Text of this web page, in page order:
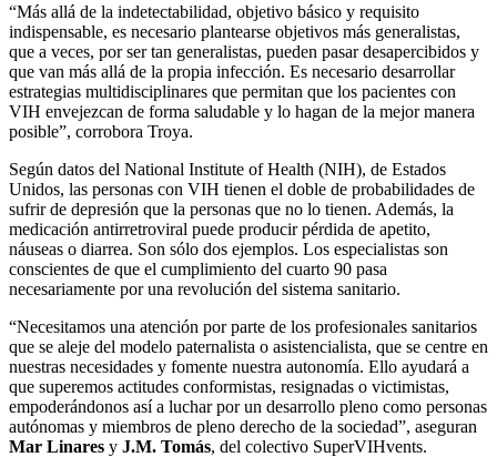
“Más allá de la indetectabilidad, objetivo básico y requisito
indispensable, es necesario plantearse objetivos más generalistas,
que a veces, por ser tan generalistas, pueden pasar desapercibidos y
que van más allá de la propia infección. Es necesario desarrollar
estrategias multidisciplinares que permitan que los pacientes con
VIH envejezcan de forma saludable y lo hagan de la mejor manera
posible”, corrobora Troya.
Según datos del National Institute of Health (NIH), de Estados
Unidos, las personas con VIH tienen el doble de probabilidades de
sufrir de depresión que la personas que no lo tienen. Además, la
medicación antirretroviral puede producir pérdida de apetito,
náuseas o diarrea. Son sólo dos ejemplos. Los especialistas son
conscientes de que el cumplimiento del cuarto 90 pasa
necesariamente por una revolución del sistema sanitario.
“Necesitamos una atención por parte de los profesionales sanitarios
que se aleje del modelo paternalista o asistencialista, que se centre en
nuestras necesidades y fomente nuestra autonomía. Ello ayudará a
que superemos actitudes conformistas, resignadas o victimistas,
empoderándonos así a luchar por un desarrollo pleno como personas
autónomas y miembros de pleno derecho de la sociedad”, aseguran
Mar Linares y J.M. Tomás, del colectivo SuperVIHvents.